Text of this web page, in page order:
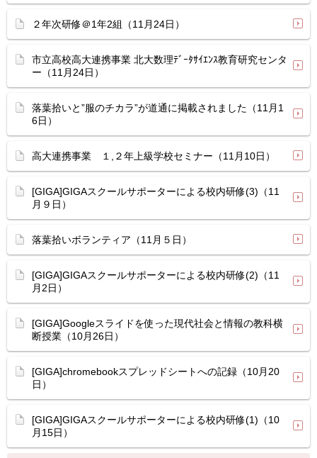
２年次研修＠1年2組（11月24日）
市立高校高大連携事業 北大数理ﾃﾞｰﾀｻｲｴﾝｽ教育研究センタ
ー（11月24日）
落葉拾いと”服のチカラ”が道通に掲載されました（11月1
6日）
高大連携事業 １,２年上級学校セミナー（11月10日）
[GIGA]GIGAスクールサポーターによる校内研修(3)（11
月９日）
落葉拾いボランティア（11月５日）
[GIGA]GIGAスクールサポーターによる校内研修(2)（11
月2日）
[GIGA]Googleスライドを使った現代社会と情報の教科横
断授業（10月26日）
[GIGA]chromebookスプレッドシートへの記録（10月20
日）
[GIGA]GIGAスクールサポーターによる校内研修(1)（10
月15日）